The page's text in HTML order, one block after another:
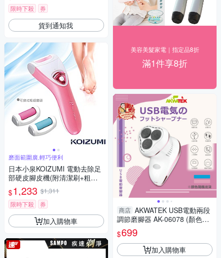
限時下殺 券
貨到通知我
磨面範圍廣,輕巧便利
日本小泉KOIZUMI 電動去除足
部硬皮腳皮機(附清潔刷+粗磨
頭+細磨頭)-粉色
$1,233 $1,311
限時下殺
券
加入購物車
美容美髮家電｜指定品8折
滿1件享8折
商店 AKWATEK USB電動兩段
調節磨腳器 AK-06078 (顏色隨
機出貨)
$699
加入購物車